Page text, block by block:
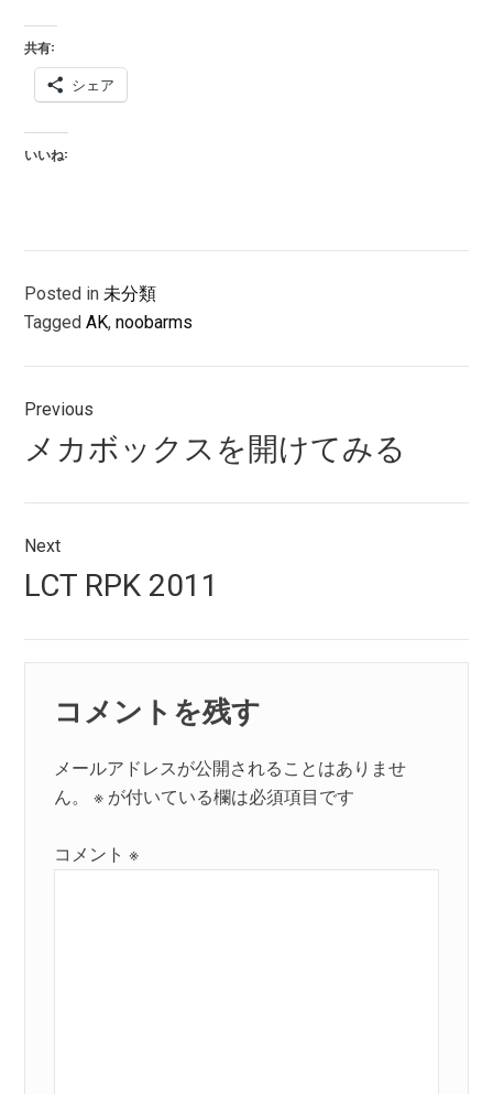
共有:
シェア
いいね:
Posted in 未分類
TaggedAK,noobarms
投
稿
ナ
ビ
ゲ
ー
シ
ョ
ン
Previous
Previous
post:
メカボックスを開けてみる
Next
Next
post:
LCT RPK 2011
コメントを残す
メールアドレスが公開されることはありませ
ん。
※ が付いている欄は必須項目です
コメント※